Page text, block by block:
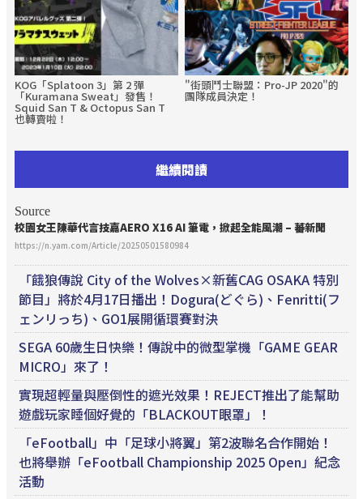
KOG「Splatoon 3」第 2 彈
「Kuramana Sweat」發售！
Squid San T & Octopus San T
也轉賣啦！
"街頭鬥士聯盟：Pro-JP 2020"的
團隊成員決定！
繼續閱讀
Source
校園女王陳華代言技嘉AERO X16 AI 筆電，掀起全能風潮 – 蕃新聞
https://n.yam.com/Article/20250501580984
「餓狼傳說 City of the Wolves×新舊CAG OSAKA 特別
節目」將於4月17日播出！Dogura(どぐら)、Fenritti(フ
ェンリっち)、GO1展開循環賽對決
SEGA 60歲生日快樂！傳說中的微型掌機「GAME GEAR
MICRO」來了！
實現超輕量與壓倒性的遮光效果！REJECT推出了能幫助
遊戲玩家睡個好覺的「BLACKOUT眼罩」！
「eFootball」中「足球小將翼」第2波聯名合作開始！
也將舉辦「eFootball Championship 2025 Open」紀念
活動